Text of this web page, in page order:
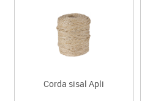
Corda sisal Apli